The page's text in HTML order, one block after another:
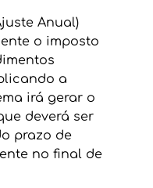
Anual)
o imposto
a
irá gerar o
deverá ser
prazo de
no final de